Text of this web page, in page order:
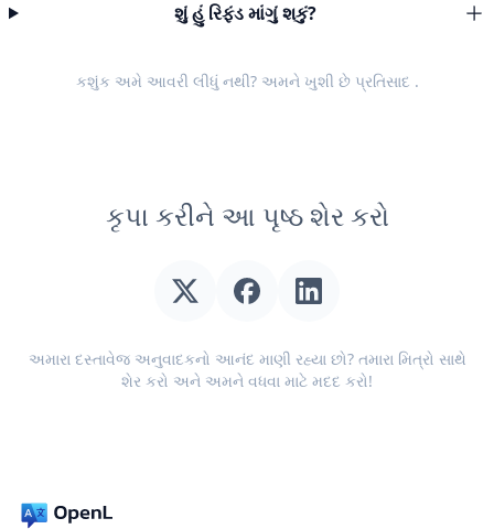
શું હું રિફંડ માંગું શકું?
કશુંક અમે આવરી લીધું નથી? અમને ખુશી છે પ્રતિસાદ .
કૃપા કરીને આ પૃષ્ઠ શેર કરો
અમારા દસ્તાવેજ અનુવાદકનો આનંદ માણી રહ્યા છો? તમારા મિત્રો સાથે
શેર કરો અને અમને વધવા માટે મદદ કરો!